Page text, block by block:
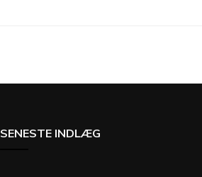
SENESTE INDLÆG